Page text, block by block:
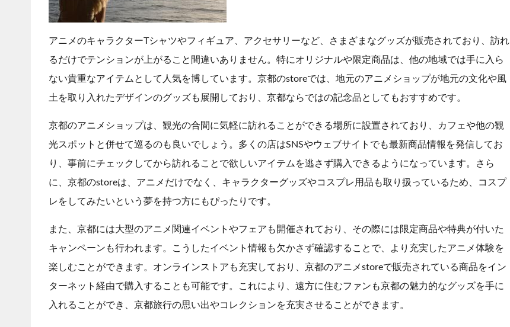
アニメのキャラクターTシャツやフィギュア、アクセサリーなど、さまざまなグッズが販売されており、訪れ
るだけでテンションが上がること間違いありません。特にオリジナルや限定商品は、他の地域では手に入ら
ない貴重なアイテムとして人気を博しています。京都のstoreでは、地元のアニメショップが地元の文化や風
土を取り入れたデザインのグッズも展開しており、京都ならではの記念品としてもおすすめです。
京都のアニメショップは、観光の合間に気軽に訪れることができる場所に設置されており、カフェや他の観
光スポットと併せて巡るのも良いでしょう。多くの店はSNSやウェブサイトでも最新商品情報を発信してお
り、事前にチェックしてから訪れることで欲しいアイテムを逃さず購入できるようになっています。さら
に、京都のstoreは、アニメだけでなく、キャラクターグッズやコスプレ用品も取り扱っているため、コスプ
レをしてみたいという夢を持つ方にもぴったりです。
また、京都には大型のアニメ関連イベントやフェアも開催されており、その際には限定商品や特典が付いた
キャンペーンも行われます。こうしたイベント情報も欠かさず確認することで、より充実したアニメ体験を
楽しむことができます。オンラインストアも充実しており、京都のアニメstoreで販売されている商品をイン
ターネット経由で購入することも可能です。これにより、遠方に住むファンも京都の魅力的なグッズを手に
入れることができ、京都旅行の思い出やコレクションを充実させることができます。